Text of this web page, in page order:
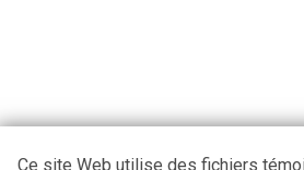
Ce site Web utilise des fichiers